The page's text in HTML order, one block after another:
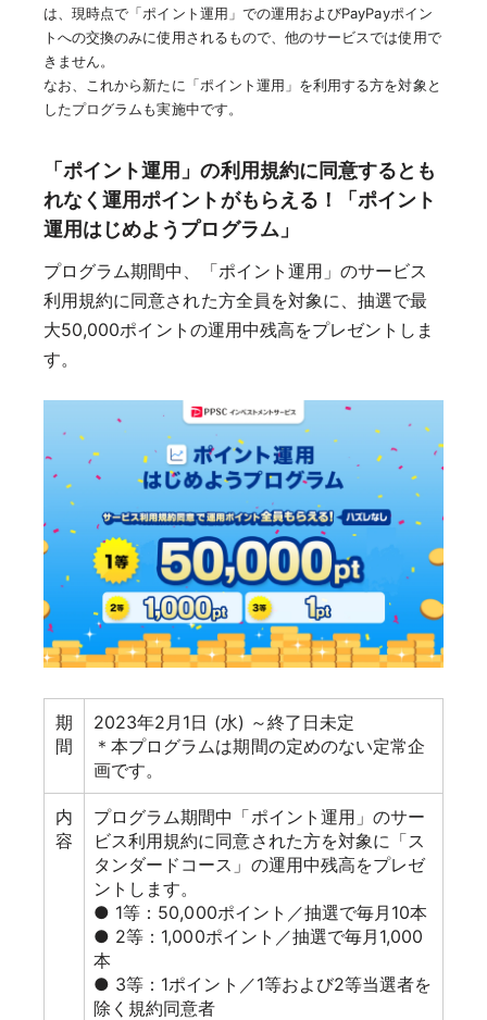
は、現時点で「ポイント運用」での運用およびPayPayポイン
トへの交換のみに使用されるもので、他のサービスでは使用で
きません。
なお、これから新たに「ポイント運用」を利用する方を対象と
したプログラムも実施中です。
「ポイント運用」の利用規約に同意するとも
れなく運用ポイントがもらえる！「ポイント
運用はじめようプログラム」
プログラム期間中、「ポイント運用」のサービス
利用規約に同意された方全員を対象に、抽選で最
大50,000ポイントの運用中残高をプレゼントしま
す。
期
間
2023年2月1日 (水) ～終了日未定
＊本プログラムは期間の定めのない定常企
画です。
内
容
プログラム期間中「ポイント運用」のサー
ビス利用規約に同意された方を対象に「ス
タンダードコース」の運用中残高をプレゼ
ントします。
● 1等：50,000ポイント／抽選で毎月10本
● 2等：1,000ポイント／抽選で毎月1,000
本
● 3等：1ポイント／1等および2等当選者を
除く規約同意者